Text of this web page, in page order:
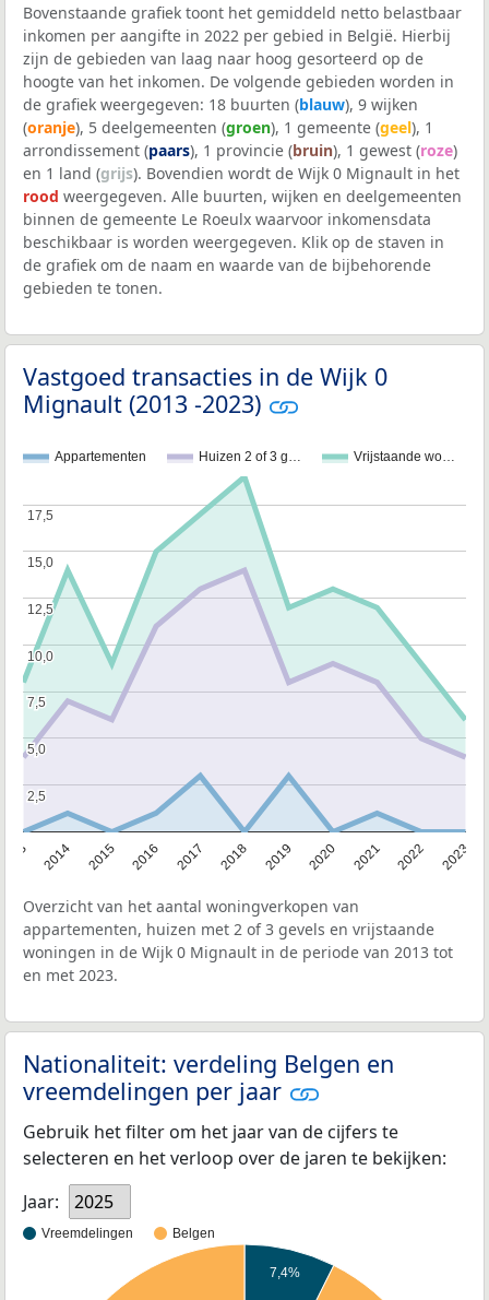
Bovenstaande grafiek toont het gemiddeld netto belastbaar
inkomen per aangifte in 2022 per gebied in België. Hierbij
zijn de gebieden van laag naar hoog gesorteerd op de
hoogte van het inkomen. De volgende gebieden worden in
de grafiek weergegeven: 18 buurten (blauw), 9 wijken
(oranje), 5 deelgemeenten (groen), 1 gemeente (geel), 1
arrondissement (paars), 1 provincie (bruin), 1 gewest (roze)
en 1 land (grijs). Bovendien wordt de Wijk 0 Mignault in het
rood weergegeven. Alle buurten, wijken en deelgemeenten
binnen de gemeente Le Roeulx waarvoor inkomensdata
beschikbaar is worden weergegeven. Klik op de staven in
de grafiek om de naam en waarde van de bijbehorende
gebieden te tonen.
Vastgoed transacties in de Wijk 0
Mignault (2013 -2023)
Appartementen Huizen 2 of 3 g… Vrijstaande wo…
2014 2015 2016 2017 2018 2019 2020 2021 2022 2023
2,5
2,5
5,0
5,0
7,5
7,5
10,0
10,0
12,5
12,5
15,0
15,0
17,5
17,5
Overzicht van het aantal woningverkopen van
appartementen, huizen met 2 of 3 gevels en vrijstaande
woningen in de Wijk 0 Mignault in de periode van 2013 tot
en met 2023.
Nationaliteit: verdeling Belgen en
vreemdelingen per jaar
Gebruik het filter om het jaar van de cijfers te
selecteren en het verloop over de jaren te bekijken:
Jaar:
2025
Vreemdelingen Belgen
7,4%